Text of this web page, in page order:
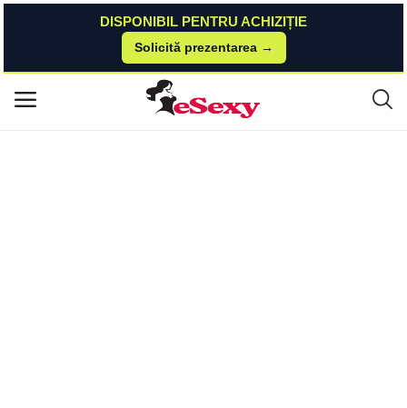
DISPONIBIL PENTRU ACHIZIȚIE
Solicită prezentarea →
Meniu principal
Bondage Si Fetish
Taboom Trandafiri Salbatici Zgarda si Lesa Rasfata-te cu o Fantezie O